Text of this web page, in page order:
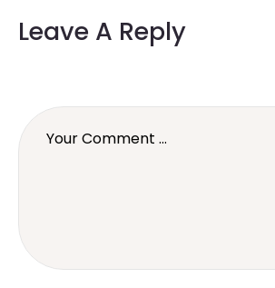
Leave A Reply